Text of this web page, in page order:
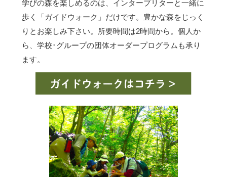
学びの森を楽しめるのは、インタープリターと一緒に
歩く「ガイドウォーク」だけです。豊かな森をじっく
りとお楽しみ下さい。所要時間は2時間から。個人か
ら、学校･グループの団体オーダープログラムも承り
ます。